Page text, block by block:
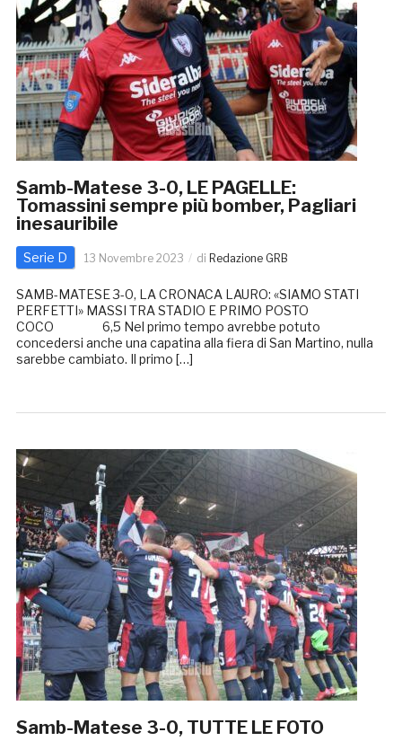
Samb-Matese 3-0, LE PAGELLE:
Tomassini sempre più bomber, Pagliari
inesauribile
Serie D 13 Novembre 2023 di Redazione GRB
SAMB-MATESE 3-0, LA CRONACA LAURO: «SIAMO STATI
PERFETTI» MASSI TRA STADIO E PRIMO POSTO
COCO 6,5 Nel primo tempo avrebbe potuto
concedersi anche una capatina alla fiera di San Martino, nulla
sarebbe cambiato. Il primo […]
Samb-Matese 3-0, TUTTE LE FOTO